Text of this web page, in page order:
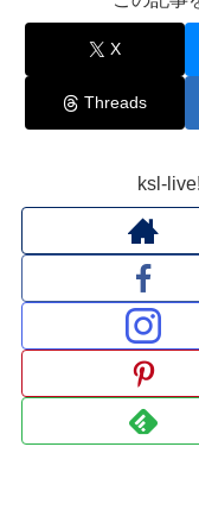
X
Threads
ksl-